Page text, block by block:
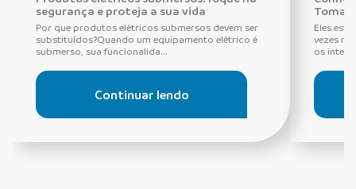
segurança e proteja a sua vida
Por que produtos elétricos submersos devem ser
substituídos?Quando um equipamento elétrico é
submerso, sua funcionalida...
Continuar lendo
Eles
vezes
os